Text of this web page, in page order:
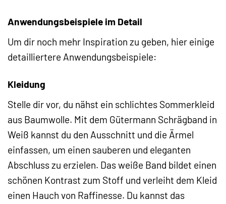
Anwendungsbeispiele im Detail
Um dir noch mehr Inspiration zu geben, hier einige
detailliertere Anwendungsbeispiele:
Kleidung
Stelle dir vor, du nähst ein schlichtes Sommerkleid
aus Baumwolle. Mit dem Gütermann Schrägband in
Weiß kannst du den Ausschnitt und die Ärmel
einfassen, um einen sauberen und eleganten
Abschluss zu erzielen. Das weiße Band bildet einen
schönen Kontrast zum Stoff und verleiht dem Kleid
einen Hauch von Raffinesse. Du kannst das